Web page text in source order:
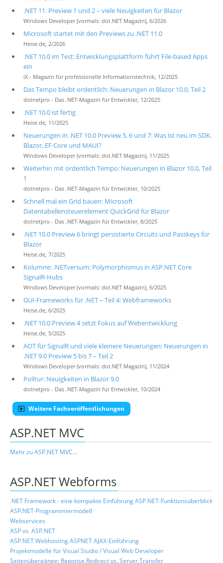
.NET 11. Preview 1 und 2 – viele Neuigkeiten für Blazor
Windows Developer (vormals: dot.NET Magazin), 6/2026
Microsoft startet mit den Previews zu .NET 11.0
Heise.de, 2/2026
.NET 10.0 im Test: Entwicklungsplattform führt File-based Apps
ein
iX - Magazin für professionelle Informationstechnik, 12/2025
Das Tempo bleibt ordentlich: Neuerungen in Blazor 10.0, Teil 2
dotnetpro - Das .NET-Magazin für Entwickler, 12/2025
.NET 10.0 ist fertig
Heise.de, 11/2025
Neuerungen in .NET 10.0 Preview 5, 6 und 7: Was ist neu im SDK,
Blazor, EF Core und MAUI?
Windows Developer (vormals: dot.NET Magazin), 11/2025
Weiterhin mit ordentlich Tempo: Neuerungen in Blazor 10.0, Teil
1
dotnetpro - Das .NET-Magazin für Entwickler, 10/2025
Schnell mal ein Grid bauen: Microsoft
Datentabellensteuerelement QuickGrid für Blazor
dotnetpro - Das .NET-Magazin für Entwickler, 8/2025
.NET 10.0 Preview 6 bringt persistierte Circuits und Passkeys für
Blazor
Heise.de, 7/2025
Kolumne: .NETversum: Polymorphismus in ASP.NET Core
SignalR-Hubs
Windows Developer (vormals: dot.NET Magazin), 6/2025
GUI-Frameworks für .NET – Teil 4: Webframeworks
Heise.de, 6/2025
.NET 10.0 Preview 4 setzt Fokus auf Webentwicklung
Heise.de, 5/2025
AOT für SignalR und viele kleinere Neuerungen: Neuerungen in
.NET 9.0 Preview 5 bis 7 – Teil 2
Windows Developer (vormals: dot.NET Magazin), 11/2024
Politur: Neuigkeiten in Blazor 9.0
dotnetpro - Das .NET-Magazin für Entwickler, 10/2024
Weitere Fachveröffentlichungen
ASP.NET MVC
Mehr zu ASP.NET MVC...
ASP.NET Webforms
.NET Framework - eine kompakte EinführungASP.NET-Funktionsüberblick
ASP.NET-Programmiermodell
Webservices
ASP vs. ASP.NET
ASP.NET WebhostingASPNET AJAX-Einführung
Projektmodelle für Visual Studio / Visual Web Developer
Seitenübergänge: Reponse.Redirect vs. Server.Transfer